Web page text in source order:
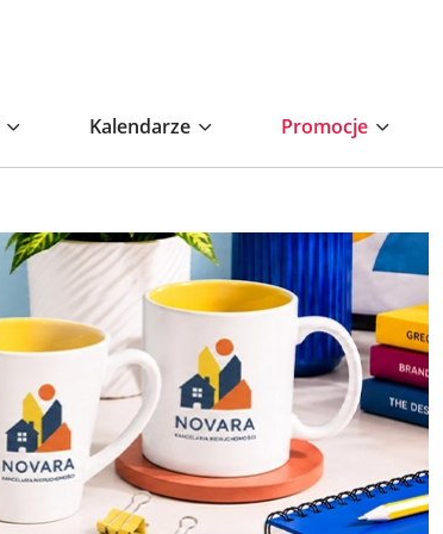
Kalendarze Promocje